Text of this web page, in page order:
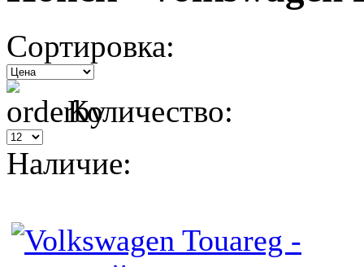
Сортировка:
Количество:
Наличие: